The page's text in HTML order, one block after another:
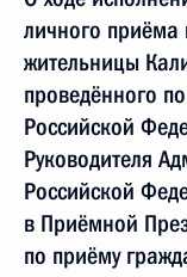
личного
жительницы
проведённого
Российской
Руководителя
Российской
в Приёмной
по приёму